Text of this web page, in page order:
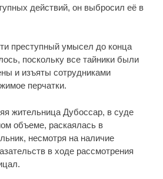
действий, он выбросил её в
преступный умысел до конца
поскольку все тайники были
и изъяты сотрудниками
перчатки.
жительница Дубоссар, в суде
объеме, раскаялась в
несмотря на наличие
в ходе рассмотрения